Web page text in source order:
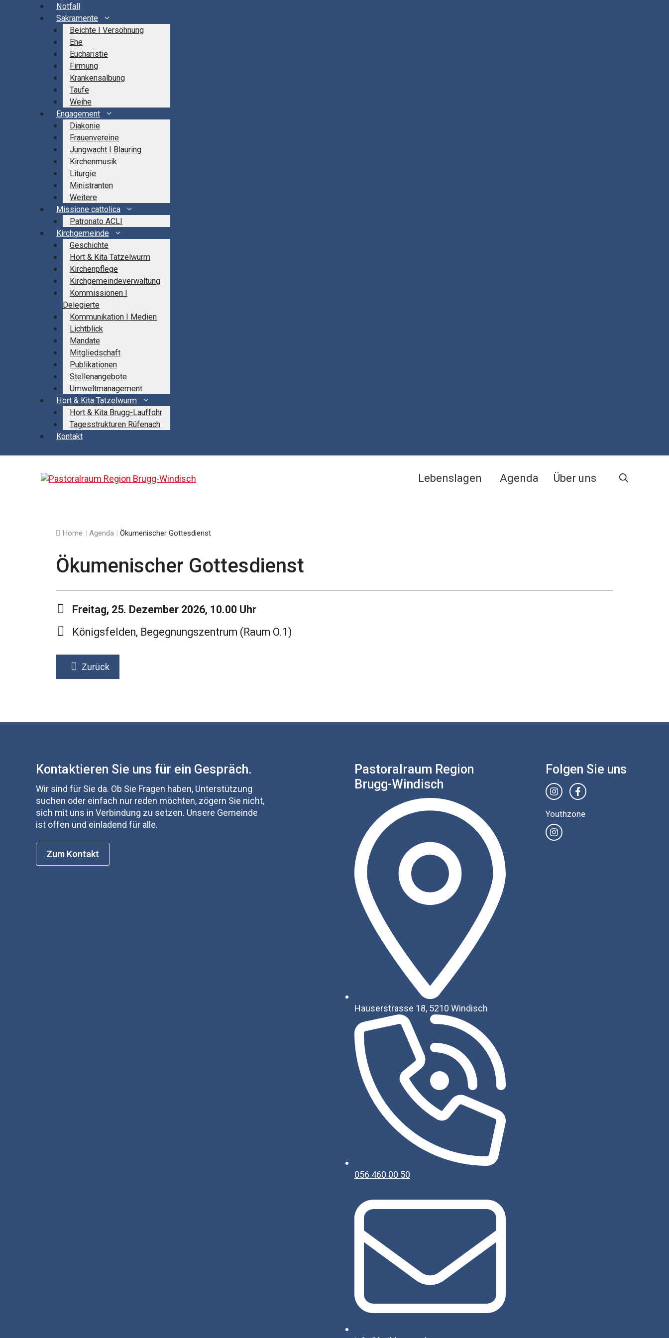
Notfall
Sakramente
Beichte I Versöhnung
Ehe
Eucharistie
Firmung
Krankensalbung
Taufe
Weihe
Engagement
Diakonie
Frauenvereine
Jungwacht I Blauring
Kirchenmusik
Liturgie
Ministranten
Weitere
Missione cattolica
Patronato ACLI
Kirchgemeinde
Geschichte
Hort & Kita Tatzelwurm
Kirchenpflege
Kirchgemeindeverwaltung
Kommissionen I
Delegierte
Kommunikation I Medien
Lichtblick
Mandate
Mitgliedschaft
Publikationen
Stellenangebote
Umweltmanagement
Hort & Kita Tatzelwurm
Hort & Kita Brugg-Lauffohr
Tagesstrukturen Rüfenach
Kontakt
Lebenslagen Agenda Über uns
Home | Agenda | Ökumenischer Gottesdienst
Ökumenischer Gottesdienst
Freitag, 25. Dezember 2026, 10.00 Uhr
Königsfelden, Begegnungszentrum (Raum O.1)
Zurück
Kontaktieren Sie uns für ein Gespräch.
Wir sind für Sie da. Ob Sie Fragen haben, Unterstützung
suchen oder einfach nur reden möchten, zögern Sie nicht,
sich mit uns in Verbindung zu setzen. Unsere Gemeinde
ist offen und einladend für alle.
Zum Kontakt
Pastoralraum Region
Brugg-Windisch
Hauserstrasse 18, 5210 Windisch
056 460 00 50
Folgen Sie uns
Youthzone